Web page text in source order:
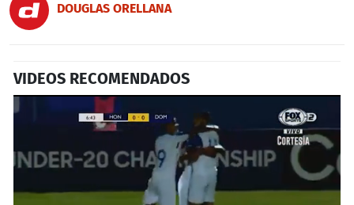
DOUGLAS ORELLANA
VIDEOS RECOMENDADOS